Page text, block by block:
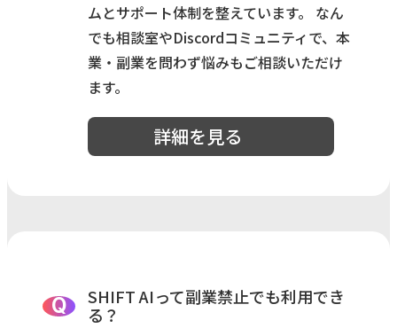
ムとサポート体制を整えています。 なん
でも相談室やDiscordコミュニティで、本
業・副業を問わず悩みもご相談いただけ
ます。
詳細を見る
Q
SHIFT AIって副業禁止でも利用でき
る？